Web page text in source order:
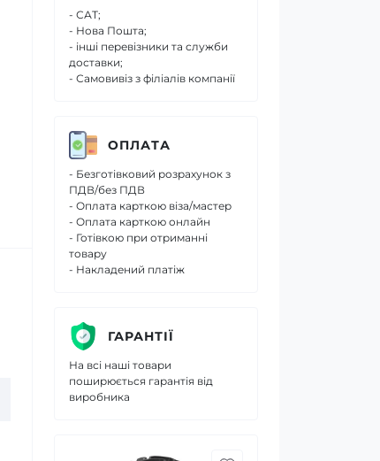
- САТ;
- Нова Пошта;
- інші перевізники та служби
доставки;
- Самовивіз з філіалів компанії
ОПЛАТА
- Безготівковий розрахунок з
ПДВ/без ПДВ
- Оплата карткою віза/мастер
- Оплата карткою онлайн
- Готівкою при отриманні
товару
- Накладений платіж
ГАРАНТІЇ
На всі наші товари
поширюється гарантія від
виробника